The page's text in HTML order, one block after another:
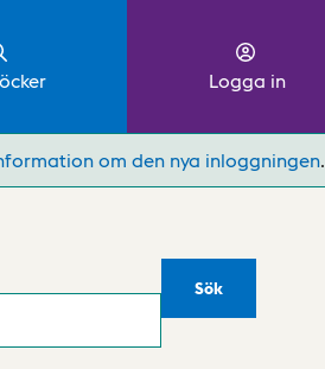
Logga in
om den nya inloggningen.
Sök